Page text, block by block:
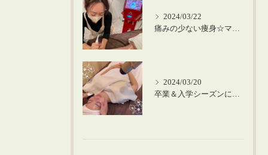
2024/03/22
痛みの少ない痩身☆マシーンを使った筋膜リリース！
2024/03/20
卒業＆入学シーズンにお肌のメンテナンスを♪